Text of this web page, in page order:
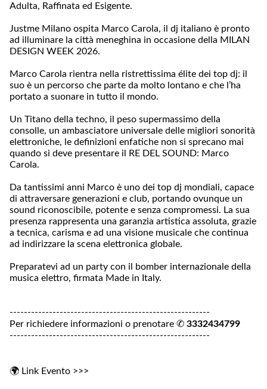
Adulta, Raffinata ed Esigente.
Justme Milano ospita Marco Carola, il dj italiano è pronto
ad illuminare la città meneghina in occasione della MILAN
DESIGN WEEK 2026.
Marco Carola rientra nella ristrettissima élite dei top dj: il
suo è un percorso che parte da molto lontano e che l’ha
portato a suonare in tutto il mondo.
Un Titano della techno, il peso supermassimo della
consolle, un ambasciatore universale delle migliori sonorità
elettroniche, le definizioni enfatiche non si sprecano mai
quando si deve presentare il RE DEL SOUND: Marco
Carola.
Da tantissimi anni Marco è uno dei top dj mondiali, capace
di attraversare generazioni e club, portando ovunque un
sound riconoscibile, potente e senza compromessi. La sua
presenza rappresenta una garanzia artistica assoluta, grazie
a tecnica, carisma e ad una visione musicale che continua
ad indirizzare la scena elettronica globale.
Preparatevi ad un party con il bomber internazionale della
musica elettro, firmata Made in Italy.
--------------------------------------------------------
Per richiedere informazioni o prenotare ✆ 3332434799
--------------------------------------------------------
🌍 Link Evento >>>